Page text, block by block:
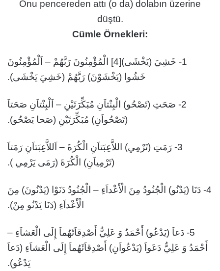
Onu pencereden attı (o da) dolabın üzerine
düştü.
Cümle Örnekleri:
1- خَشِيَ (يَخْشَى)[4] الْمُؤْمِنُونَ رَبَّهُمْ – اَلْمُؤْمِنُونَ
خَشُوا (يَخْشَوْنَ) رَبَّهُمْ (خَشِيَ يَخْشَى).
2- صَحَتِ (تَصْحُو) الْبِنْتاَنِ مُبَكِّرَتَيْنِ – اَلْبِنْتاَنِ صَحَتاَ
(تَصْحُواَنِ) مُبَكِّرَتَيْنِ (صَحا يَصْحُو).
3- رَمَتِ (تَرْمِي) اللاَّعِبَتاَنِ الْكُرَةَ – اَللاَّعِبَتاَنِ رَمَتاَ
(تَرْمِياَنِ) الْكُرَةَ (رَمَى يَرْمِي ).
4- دَنَا (يَدْنُو) الْجُنُودُ مِنَ الْأَعْداَءِ – الْجُنُودُ دَنَوْا (يَدْنُونَ) مِنَ
الْأَعْداَءِ (دَنَا يَدْنُو مِنْ).
5- دَعاَ (يَدْعُو) أَحْمَدُ وَ عَلِيٌّ أَصْدِقاَئَهُماَ إِلَى الْعَشاَءِ –
أَحْمَدُ وَ عَلِيٌّ دَعَواَ (يَدْعُواَنِ) أَصْدِقاَئَهُماَ إِلَى الْعَشاَءِ (دَعاَ
يَدْعُو).